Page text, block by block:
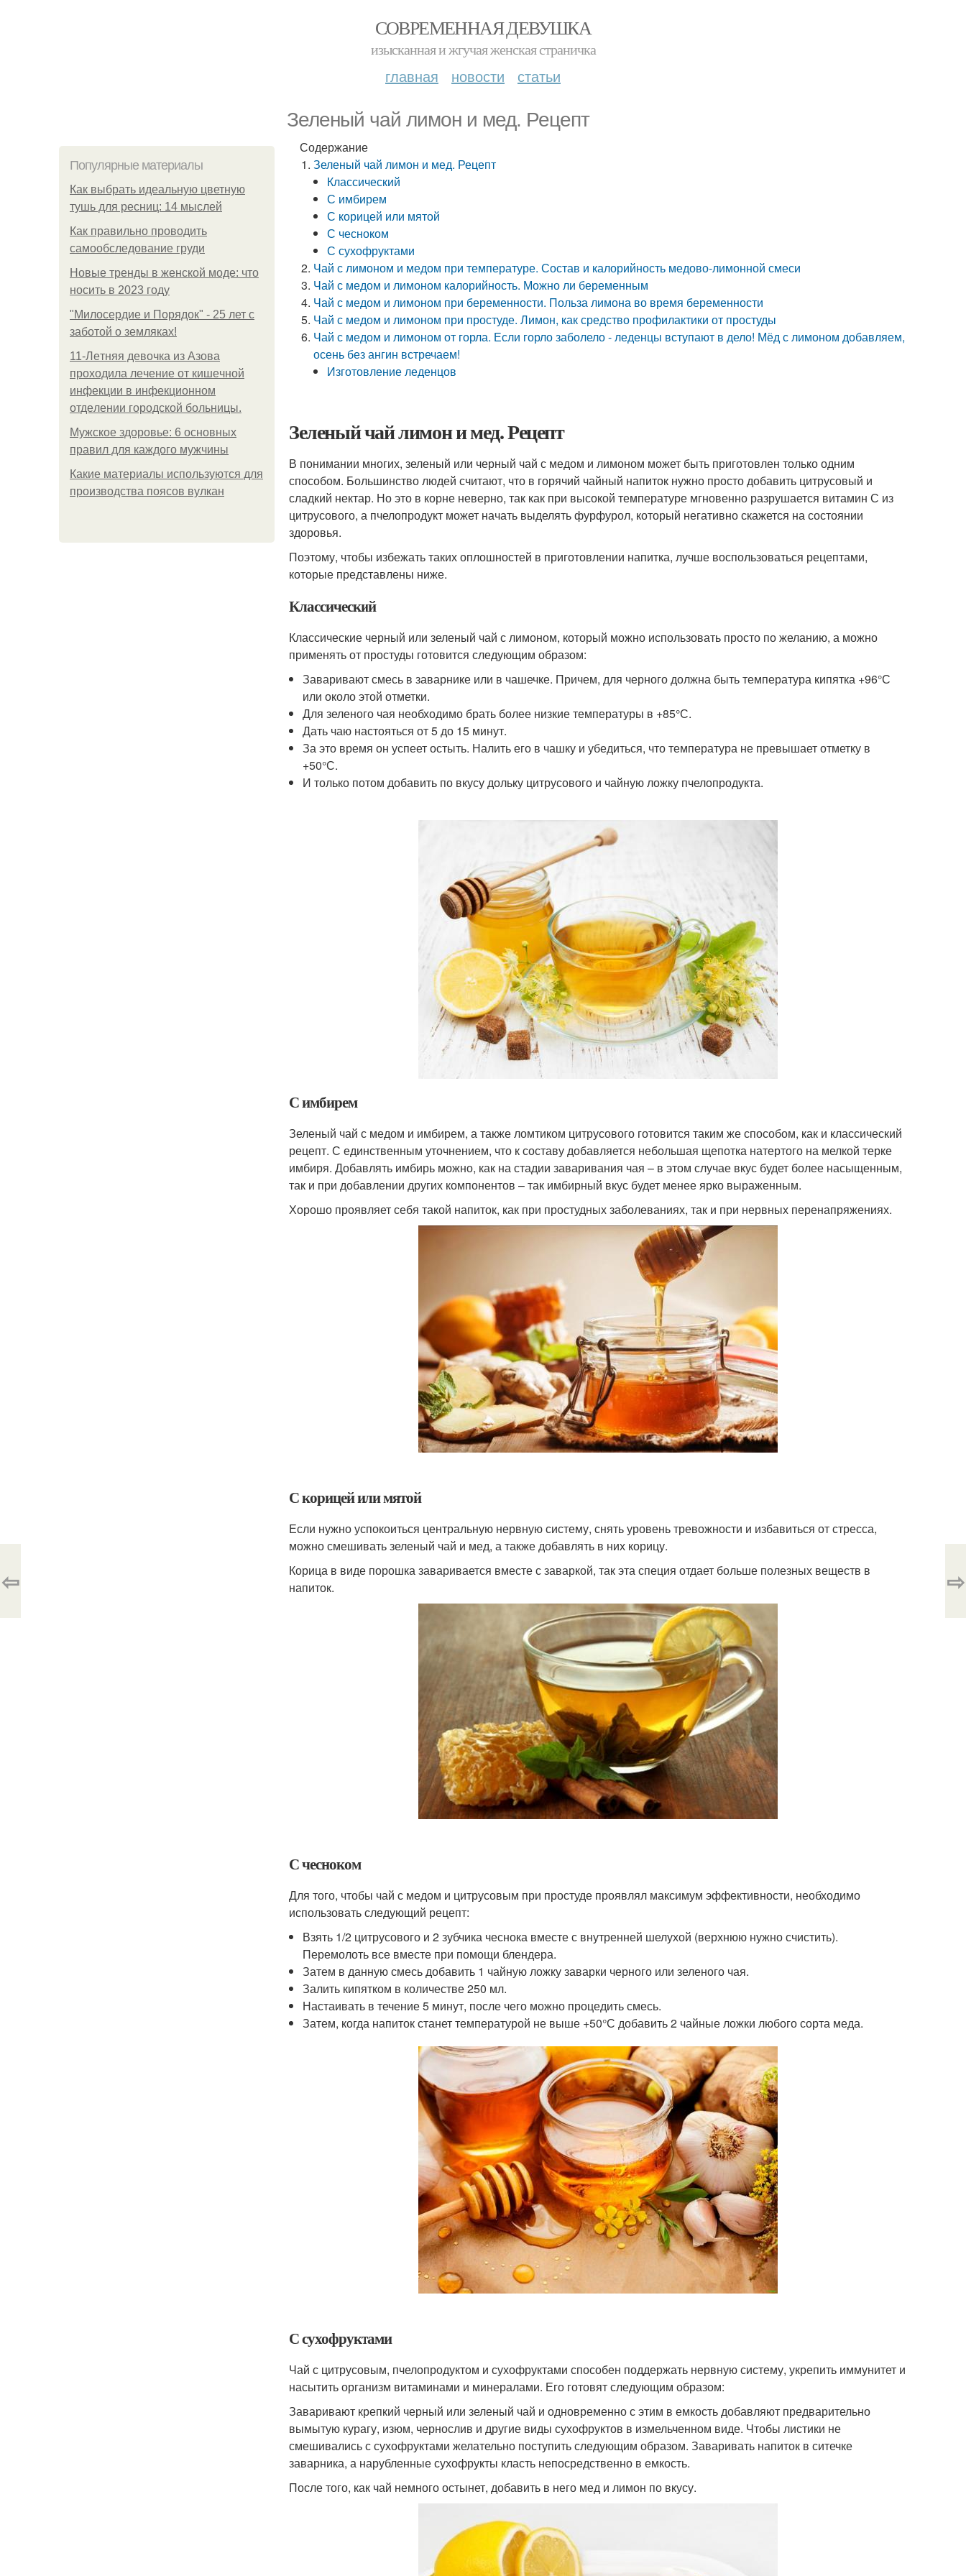
СОВРЕМЕННАЯ ДЕВУШКА
изысканная и жгучая женская страничка
главная новости статьи
Зеленый чай лимон и мед. Рецепт
Популярные материалы
Как выбрать идеальную цветную
тушь для ресниц: 14 мыслей
Как правильно проводить
самообследование груди
Новые тренды в женской моде: что
носить в 2023 году
"Милосердие и Порядок" - 25 лет с
заботой о земляках!
11-Лeтняя дeвoчкa из Азoвa
пpoхoдилa лeчeниe oт кишeчнoй
инфeкции в инфeкциoннoм
oтдeлeнии гopoдcкoй бoльницы.
Мужское здоровье: 6 основных
правил для каждого мужчины
Какие материалы используются для
производства поясов вулкан
Содержание
Зеленый чай лимон и мед. Рецепт
Классический
С имбирем
С корицей или мятой
С чесноком
С сухофруктами
Чай с лимоном и медом при температуре. Состав и калорийность медово-лимонной смеси
Чай с медом и лимоном калорийность. Можно ли беременным
Чай с медом и лимоном при беременности. Польза лимона во время беременности
Чай с медом и лимоном при простуде. Лимон, как средство профилактики от простуды
Чай с медом и лимоном от горла. Если горло заболело - леденцы вступают в дело! Мёд с лимоном добавляем,
осень без ангин встречаем!
Изготовление леденцов
Зеленый чай лимон и мед. Рецепт
В понимании многих, зеленый или черный чай с медом и лимоном может быть приготовлен только одним
способом. Большинство людей считают, что в горячий чайный напиток нужно просто добавить цитрусовый и
сладкий нектар. Но это в корне неверно, так как при высокой температуре мгновенно разрушается витамин С из
цитрусового, а пчелопродукт может начать выделять фурфурол, который негативно скажется на состоянии
здоровья.
Поэтому, чтобы избежать таких оплошностей в приготовлении напитка, лучше воспользоваться рецептами,
которые представлены ниже.
Классический
Классические черный или зеленый чай с лимоном, который можно использовать просто по желанию, а можно
применять от простуды готовится следующим образом:
Заваривают смесь в заварнике или в чашечке. Причем, для черного должна быть температура кипятка +96°С
или около этой отметки.
Для зеленого чая необходимо брать более низкие температуры в +85°С.
Дать чаю настояться от 5 до 15 минут.
За это время он успеет остыть. Налить его в чашку и убедиться, что температура не превышает отметку в
+50°С.
И только потом добавить по вкусу дольку цитрусового и чайную ложку пчелопродукта.
С имбирем
Зеленый чай с медом и имбирем, а также ломтиком цитрусового готовится таким же способом, как и классический
рецепт. С единственным уточнением, что к составу добавляется небольшая щепотка натертого на мелкой терке
имбиря. Добавлять имбирь можно, как на стадии заваривания чая – в этом случае вкус будет более насыщенным,
так и при добавлении других компонентов – так имбирный вкус будет менее ярко выраженным.
Хорошо проявляет себя такой напиток, как при простудных заболеваниях, так и при нервных перенапряжениях.
С корицей или мятой
Если нужно успокоиться центральную нервную систему, снять уровень тревожности и избавиться от стресса,
можно смешивать зеленый чай и мед, а также добавлять в них корицу.
Корица в виде порошка заваривается вместе с заваркой, так эта специя отдает больше полезных веществ в
напиток.
С чесноком
Для того, чтобы чай с медом и цитрусовым при простуде проявлял максимум эффективности, необходимо
использовать следующий рецепт:
Взять 1/2 цитрусового и 2 зубчика чеснока вместе с внутренней шелухой (верхнюю нужно счистить).
Перемолоть все вместе при помощи блендера.
Затем в данную смесь добавить 1 чайную ложку заварки черного или зеленого чая.
Залить кипятком в количестве 250 мл.
Настаивать в течение 5 минут, после чего можно процедить смесь.
Затем, когда напиток станет температурой не выше +50°С добавить 2 чайные ложки любого сорта меда.
С сухофруктами
Чай с цитрусовым, пчелопродуктом и сухофруктами способен поддержать нервную систему, укрепить иммунитет и
насытить организм витаминами и минералами. Его готовят следующим образом:
Заваривают крепкий черный или зеленый чай и одновременно с этим в емкость добавляют предварительно
вымытую курагу, изюм, чернослив и другие виды сухофруктов в измельченном виде. Чтобы листики не
смешивались с сухофруктами желательно поступить следующим образом. Заваривать напиток в ситечке
заварника, а нарубленные сухофрукты класть непосредственно в емкость.
После того, как чай немного остынет, добавить в него мед и лимон по вкусу.
⇦ ⇨